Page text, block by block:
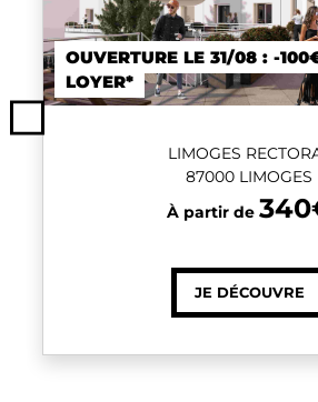
OUVERTURE LE 31/08 : -
LOYER*
LIMOGES
87000 LIMOGES
À partir de
JE DÉCOUVRE
Previous